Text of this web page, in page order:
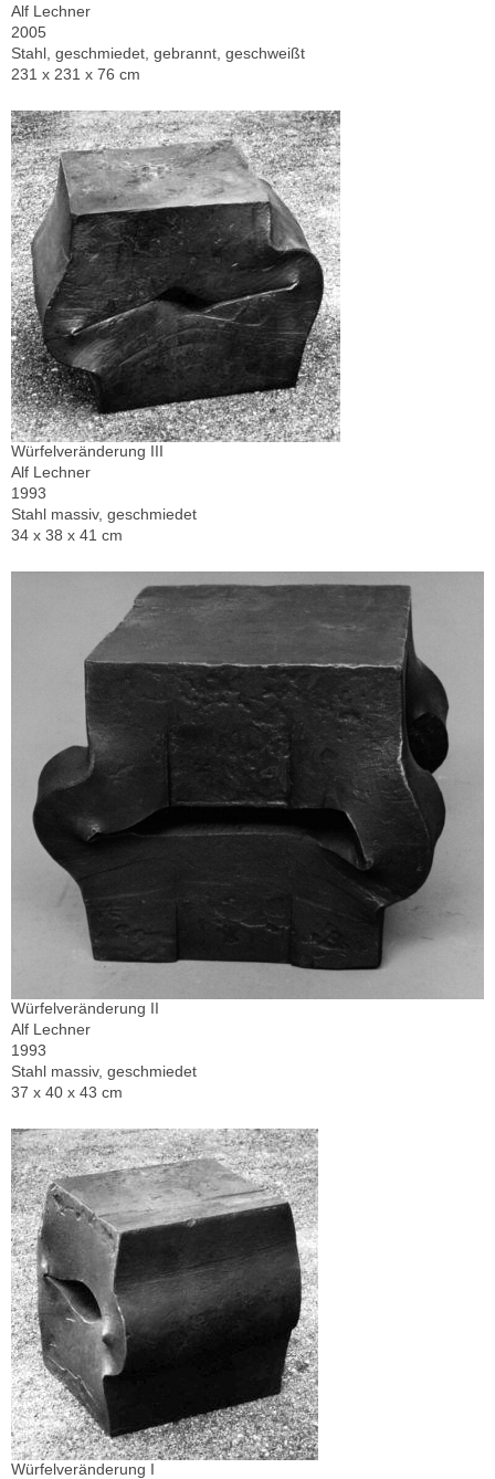
Alf Lechner
2005
Stahl, geschmiedet, gebrannt, geschweißt
231 x 231 x 76 cm
Würfelveränderung III
Alf Lechner
1993
Stahl massiv, geschmiedet
34 x 38 x 41 cm
Würfelveränderung II
Alf Lechner
1993
Stahl massiv, geschmiedet
37 x 40 x 43 cm
Würfelveränderung I